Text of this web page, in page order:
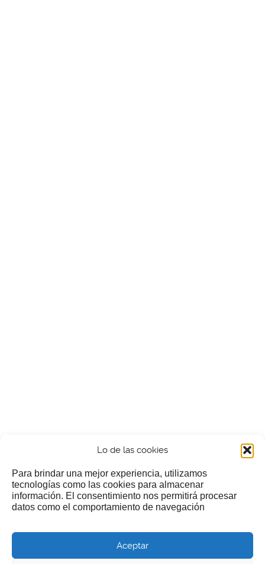
Lo de las cookies
Para brindar una mejor experiencia, utilizamos
tecnologías como las cookies para almacenar
información. El consentimiento nos permitirá procesar
datos como el comportamiento de navegación
Aceptar
¿Nos invitas a un cafecillo?
Si te gusta nuestra web puedes echar limosna a estos